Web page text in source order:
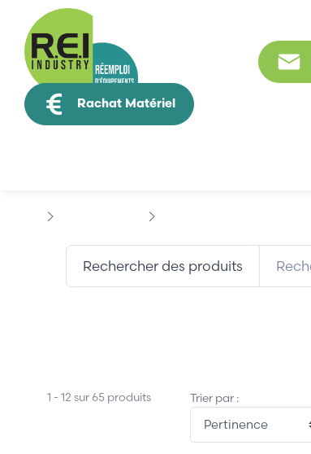
Rachat Matériel
Rechercher des produits
1 - 12 sur 65 produits Trier par :